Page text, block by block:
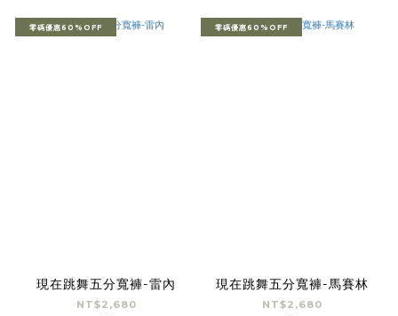
零碼優惠60%OFF
現在跳舞五分寬褲-雷內
NT$2,680
零碼優惠60%OFF
現在跳舞五分寬褲-馬賽林
NT$2,680